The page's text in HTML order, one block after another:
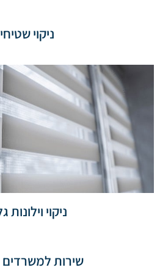
ניקוי
ניקוי וילונות
שירות למשרדים